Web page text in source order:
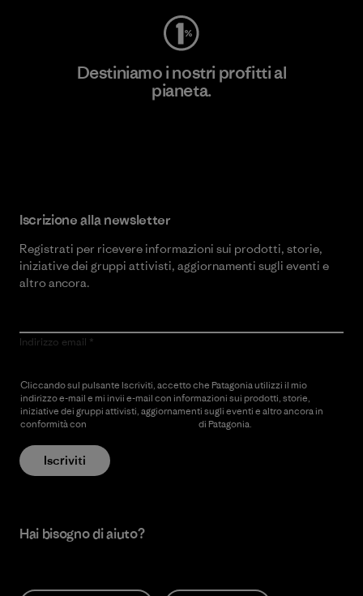
Destiniamo i nostri profitti al
pianeta.
Iscrizione alla newsletter
Registrati per ricevere informazioni sui prodotti, storie,
iniziative dei gruppi attivisti, aggiornamenti sugli eventi e
altro ancora.
Indirizzo email
Cliccando sul pulsante Iscriviti, accetto che Patagonia utilizzi il mio
indirizzo e-mail e mi invii e-mail con informazioni sui prodotti, storie,
iniziative dei gruppi attivisti, aggiornamenti sugli eventi e altro ancora in
conformità con
di Patagonia.
Iscriviti
Hai bisogno di aiuto?